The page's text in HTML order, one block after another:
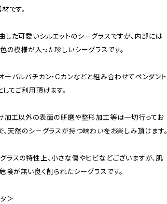
です。
した可愛いシルエットのシーグラスですが、内部には
の模様が入った珍しいシーグラスです。
ーバルバチカン・Cカンなどと組み合わせてペンダント
してご利用頂けます。
加工以外の表面の研磨や整形加工等は一切行ってお
、天然のシーグラスが持つ味わいをお楽しみ頂けます。
ラスの特性上、小さな傷やヒビなどございますが、肌
険が無い良く削られたシーグラスです。
＞